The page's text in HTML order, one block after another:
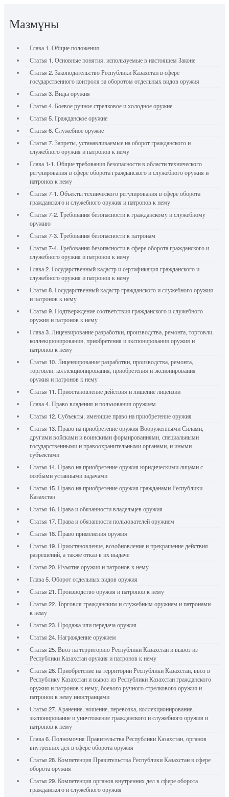
Мазмұны
Глава 1. Общие положения
Статья 1. Основные понятия, используемые в настоящем Законе
Статья 2. Законодательство Республики Казахстан в сфере
государственного контроля за оборотом отдельных видов оружия
Статья 3. Виды оружия
Статья 4. Боевое ручное стрелковое и холодное оружие
Статья 5. Гражданское оружие
Статья 6. Служебное оружие
Статья 7. Запреты, устанавливаемые на оборот гражданского и
служебного оружия и патронов к нему
Глава 1-1. Общие требования безопасности в области технического
регулирования в сфере оборота гражданского и служебного оружия и
патронов к нему
Статья 7-1. Объекты технического регулирования в сфере оборота
гражданского и служебного оружия и патронов к нему
Статья 7-2. Требования безопасности к гражданскому и служебному
оружию
Статья 7-3. Требования безопасности к патронам
Статья 7-4. Требования безопасности в сфере оборота гражданского и
служебного оружия и патронов к нему
Глава 2. Государственный кадастр и сертификация гражданского и
служебного оружия и патронов к нему
Статья 8. Государственный кадастр гражданского и служебного оружия
и патронов к нему
Статья 9. Подтверждение соответствия гражданского и служебного
оружия и патронов к нему
Глава 3. Лицензирование разработки, производства, ремонта, торговли,
коллекционирования, приобретения и экспонирования оружия и
патронов к нему
Статья 10. Лицензирование разработки, производства, ремонта,
торговли, коллекционирования, приобретения и экспонирования
оружия и патронов к нему
Статья 11. Приостановление действия и лишение лицензии
Глава 4. Право владения и пользования оружием
Статья 12. Субъекты, имеющие право на приобретение оружия
Статья 13. Право на приобретение оружия Вооруженными Силами,
другими войсками и воинскими формированиями, специальными
государственными и правоохранительными органами, и иными
субъектами
Статья 14. Право на приобретение оружия юридическими лицами с
особыми уставными задачами
Статья 15. Право на приобретение оружия гражданами Республики
Казахстан
Статья 16. Права и обязанности владельцев оружия
Статья 17. Права и обязанности пользователей оружием
Статья 18. Право применения оружия
Статья 19. Приостановление, возобновление и прекращение действия
разрешений, а также отказ в их выдаче
Статья 20. Изъятие оружия и патронов к нему
Глава 5. Оборот отдельных видов оружия
Статья 21. Производство оружия и патронов к нему
Статья 22. Торговля гражданским и служебным оружием и патронами
к нему
Статья 23. Продажа или передача оружия
Статья 24. Награждение оружием
Статья 25. Ввоз на территорию Республики Казахстан и вывоз из
Республики Казахстан оружия и патронов к нему
Статья 26. Приобретение на территории Республики Казахстан, ввоз в
Республику Казахстан и вывоз из Республики Казахстан гражданского
оружия и патронов к нему, боевого ручного стрелкового оружия и
патронов к нему иностранцами
Статья 27. Хранение, ношение, перевозка, коллекционирование,
экспонирование и уничтожение гражданского и служебного оружия и
патронов к нему
Глава 6. Полномочия Правительства Республики Казахстан, органов
внутренних дел в сфере оборота оружия
Статья 28. Компетенция Правительства Республики Казахстан в сфере
оборота оружия
Статья 29. Компетенция органов внутренних дел в сфере оборота
гражданского и служебного оружия